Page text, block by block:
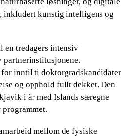
inkludert kunstig intelligens og
en tredagers intensiv
partnerinstitusjonene.
for inntil ti doktorgradskandidater
og opphold fullt dekket. Den
i år med Islands særegne
programmet.
mellom de fysiske